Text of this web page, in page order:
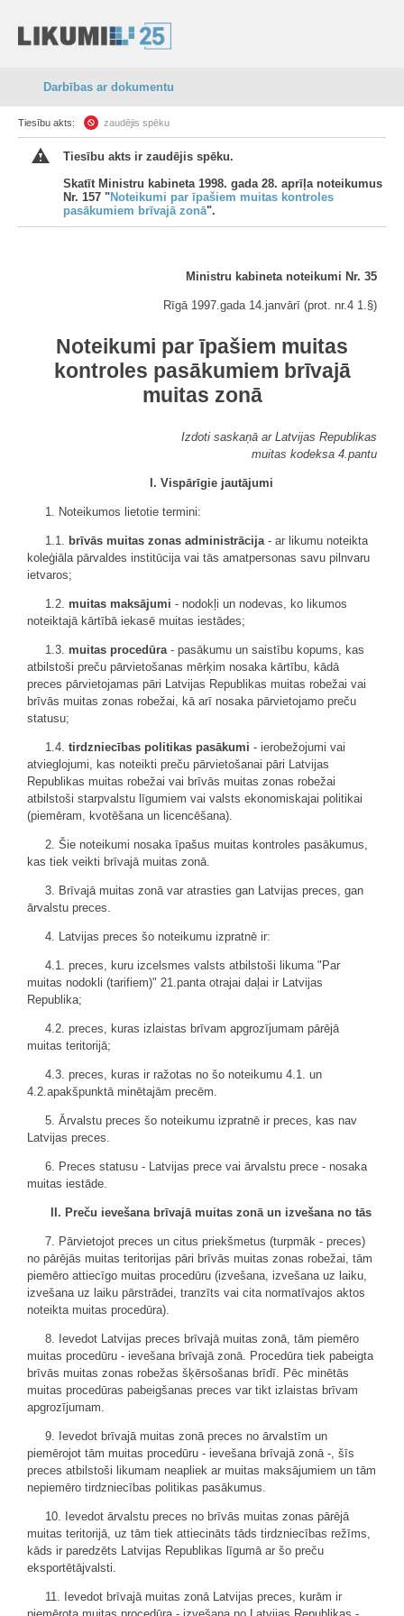
Darbības ar dokumentu
Tiesību akts: zaudējis spēku
Tiesību akts ir zaudējis spēku.
Skatīt Ministru kabineta 1998. gada 28. aprīļa noteikumus
Nr. 157 "Noteikumi par īpašiem muitas kontroles
pasākumiem brīvajā zonā".
Ministru kabineta noteikumi Nr. 35
Rīgā 1997.gada 14.janvārī (prot. nr.4 1.§)
Noteikumi par īpašiem muitas
kontroles pasākumiem brīvajā
muitas zonā
Izdoti saskaņā ar Latvijas Republikas
muitas kodeksa 4.pantu
I. Vispārīgie jautājumi
1. Noteikumos lietotie termini:
1.1. brīvās muitas zonas administrācija- ar likumu noteikta
koleģiāla pārvaldes institūcija vai tās amatpersonas savu pilnvaru
ietvaros;
1.2. muitas maksājumi - nodokļi un nodevas, ko likumos
noteiktajā kārtībā iekasē muitas iestādes;
1.3. muitas procedūra- pasākumu un saistību kopums, kas
atbilstoši preču pārvietošanas mērķim nosaka kārtību, kādā
preces pārvietojamas pāri Latvijas Republikas muitas robežai vai
brīvās muitas zonas robežai, kā arī nosaka pārvietojamo preču
statusu;
1.4. tirdzniecības politikas pasākumi - ierobežojumi vai
atvieglojumi, kas noteikti preču pārvietošanai pāri Latvijas
Republikas muitas robežai vai brīvās muitas zonas robežai
atbilstoši starpvalstu līgumiem vai valsts ekonomiskajai politikai
(piemēram, kvotēšana un licencēšana).
2. Šie noteikumi nosaka īpašus muitas kontroles pasākumus,
kas tiek veikti brīvajā muitas zonā.
3. Brīvajā muitas zonā var atrasties gan Latvijas preces, gan
ārvalstu preces.
4. Latvijas preces šo noteikumu izpratnē ir:
4.1. preces, kuru izcelsmes valsts atbilstoši likuma "Par
muitas nodokli (tarifiem)" 21.panta otrajai daļai ir Latvijas
Republika;
4.2. preces, kuras izlaistas brīvam apgrozījumam pārējā
muitas teritorijā;
4.3. preces, kuras ir ražotas no šo noteikumu 4.1. un
4.2.apakšpunktā minētajām precēm.
5. Ārvalstu preces šo noteikumu izpratnē ir preces, kas nav
Latvijas preces.
6. Preces statusu - Latvijas prece vai ārvalstu prece - nosaka
muitas iestāde.
II. Preču ievešana brīvajā muitas zonā un izvešana no tās
7. Pārvietojot preces un citus priekšmetus (turpmāk - preces)
no pārējās muitas teritorijas pāri brīvās muitas zonas robežai, tām
piemēro attiecīgo muitas procedūru (izvešana, izvešana uz laiku,
izvešana uz laiku pārstrādei, tranzīts vai cita normatīvajos aktos
noteikta muitas procedūra).
8. Ievedot Latvijas preces brīvajā muitas zonā, tām piemēro
muitas procedūru - ievešana brīvajā zonā. Procedūra tiek pabeigta
brīvās muitas zonas robežas šķērsošanas brīdī. Pēc minētās
muitas procedūras pabeigšanas preces var tikt izlaistas brīvam
apgrozījumam.
9. Ievedot brīvajā muitas zonā preces no ārvalstīm un
piemērojot tām muitas procedūru - ievešana brīvajā zonā -, šīs
preces atbilstoši likumam neapliek ar muitas maksājumiem un tām
nepiemēro tirdzniecības politikas pasākumus.
10. Ievedot ārvalstu preces no brīvās muitas zonas pārējā
muitas teritorijā, uz tām tiek attiecināts tāds tirdzniecības režīms,
kāds ir paredzēts Latvijas Republikas līgumā ar šo preču
eksportētājvalsti.
11. Ievedot brīvajā muitas zonā Latvijas preces, kurām ir